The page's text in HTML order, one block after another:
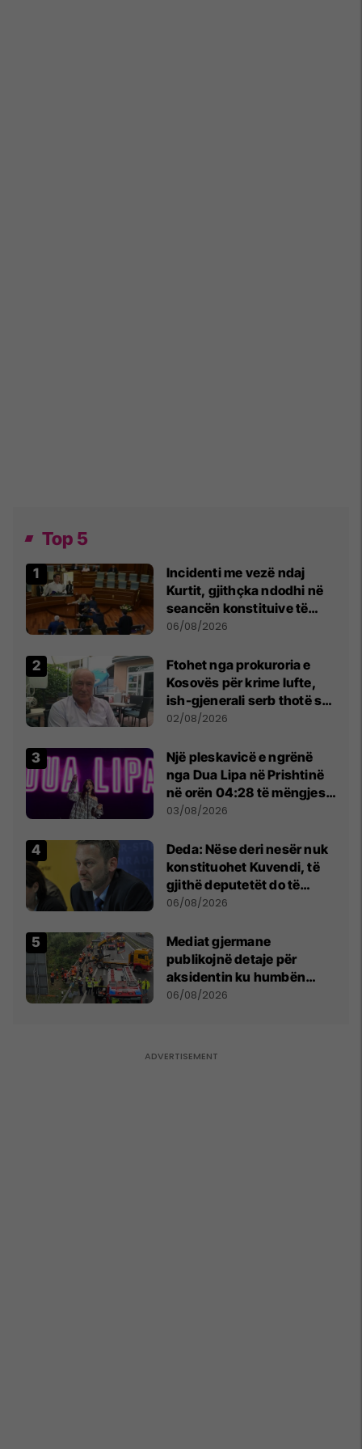
Top 5
Incidenti me vezë ndaj
Kurtit, gjithçka ndodhi në
seancën konstituive të
Kuvendit
06/08/2026
Ftohet nga prokuroria e
Kosovës për krime lufte,
ish-gjenerali serb thotë se
dikush e tradhtoi në
02/08/2026
Një pleskavicë e ngrënë
nga Dua Lipa në Prishtinë
në orën 04:28 të mëngjesit
- dhe bota digjitale serbe
03/08/2026
Deda: Nëse deri nesër nuk
konstituohet Kuvendi, të
gjithë deputetët do të
bëjnë shkelje të rëndë
06/08/2026
Mediat gjermane
publikojnë detaje për
aksidentin ku humbën
jetën tre mërgimtarë nga
06/08/2026